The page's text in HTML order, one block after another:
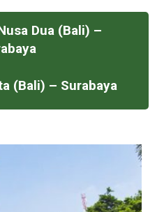
Dua (Bali) –
(Bali) – Surabaya